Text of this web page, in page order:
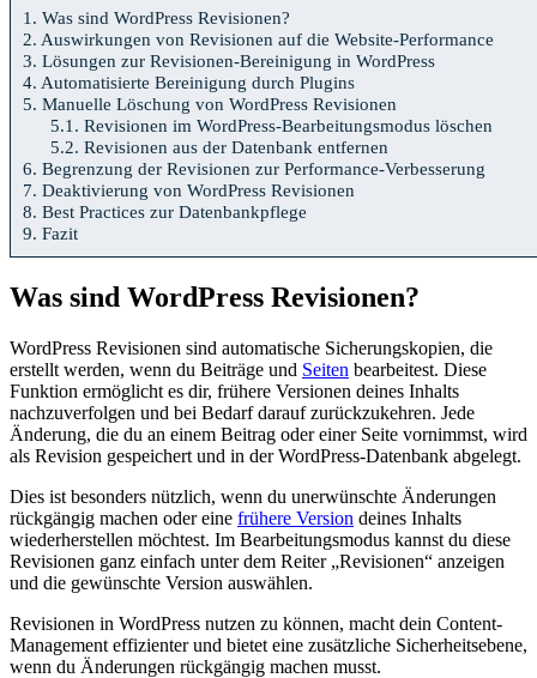
1. Was sind WordPress Revisionen?
2. Auswirkungen von Revisionen auf die Website-Performance
3. Lösungen zur Revisionen-Bereinigung in WordPress
4. Automatisierte Bereinigung durch Plugins
5. Manuelle Löschung von WordPress Revisionen
5.1. Revisionen im WordPress-Bearbeitungsmodus löschen
5.2. Revisionen aus der Datenbank entfernen
6. Begrenzung der Revisionen zur Performance-Verbesserung
7. Deaktivierung von WordPress Revisionen
8. Best Practices zur Datenbankpflege
9. Fazit
Was sind WordPress Revisionen?
WordPress Revisionen sind automatische Sicherungskopien, die
erstellt werden, wenn du Beiträge und Seiten bearbeitest. Diese
Funktion ermöglicht es dir, frühere Versionen deines Inhalts
nachzuverfolgen und bei Bedarf darauf zurückzukehren. Jede
Änderung, die du an einem Beitrag oder einer Seite vornimmst, wird
als Revision gespeichert und in der WordPress-Datenbank abgelegt.
Dies ist besonders nützlich, wenn du unerwünschte Änderungen
rückgängig machen oder eine frühere Version deines Inhalts
wiederherstellen möchtest. Im Bearbeitungsmodus kannst du diese
Revisionen ganz einfach unter dem Reiter „Revisionen“ anzeigen
und die gewünschte Version auswählen.
Revisionen in WordPress nutzen zu können, macht dein Content-
Management effizienter und bietet eine zusätzliche Sicherheitsebene,
wenn du Änderungen rückgängig machen musst.